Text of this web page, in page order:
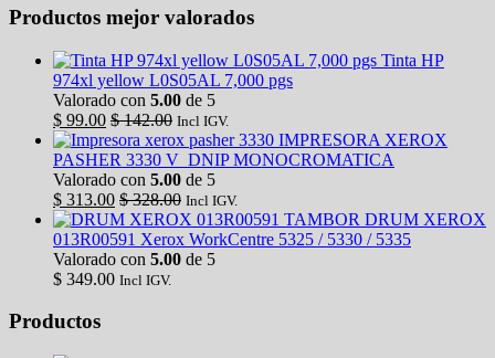
Productos mejor valorados
Tinta HP
974xl yellow L0S05AL 7,000 pgs
Valorado con 5.00 de 5
$ 99.00 $142.00 Incl IGV.
IMPRESORA XEROX
PASHER 3330 V_DNIP MONOCROMATICA
Valorado con 5.00 de 5
$ 313.00 $328.00 Incl IGV.
TAMBOR DRUM XEROX
013R00591 Xerox WorkCentre 5325 / 5330 / 5335
Valorado con 5.00 de 5
$ 349.00 Incl IGV.
Productos